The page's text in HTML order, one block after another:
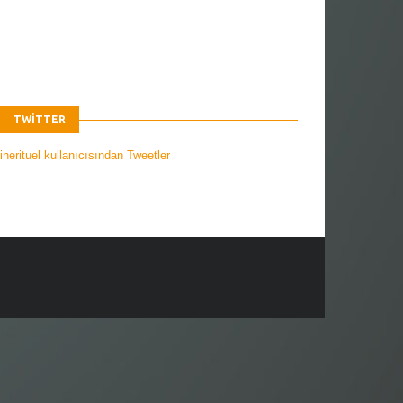
TWITTER
kullanıcısından Tweetler